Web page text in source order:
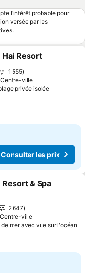
l’intérêt probable pour
versée par les
mes favoris
Hai Resort
1 555
Centre-ville
privée isolée
Consulter les prix
mes favoris
Resort & Spa
prix
2 647
Centre-ville
de mer avec vue sur l'océan